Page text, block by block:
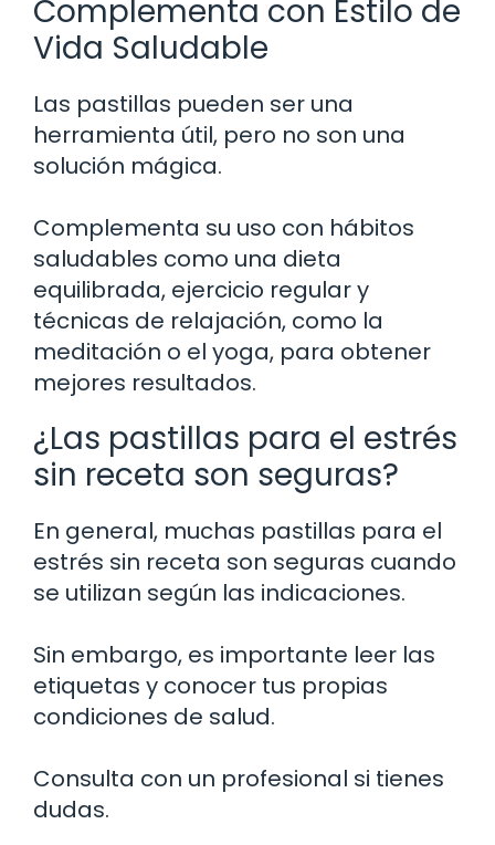
Complementa con Estilo de
Vida Saludable
Las pastillas pueden ser una
herramienta útil, pero no son una
solución mágica.
Complementa su uso con hábitos
saludables como una dieta
equilibrada, ejercicio regular y
técnicas de relajación, como la
meditación o el yoga, para obtener
mejores resultados.
¿Las pastillas para el estrés
sin receta son seguras?
En general, muchas pastillas para el
estrés sin receta son seguras cuando
se utilizan según las indicaciones.
Sin embargo, es importante leer las
etiquetas y conocer tus propias
condiciones de salud.
Consulta con un profesional si tienes
dudas.